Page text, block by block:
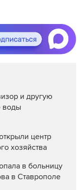
и другую
воды
центр
хозяйства
в больницу
в Ставрополе